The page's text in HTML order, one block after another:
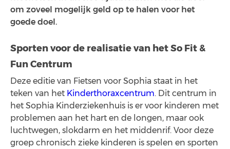
om zoveel mogelijk geld op te halen voor het
goede doel.
Sporten voor de realisatie van het So Fit &
Fun Centrum
Deze editie van Fietsen voor Sophia staat in het
teken van het Kinderthoraxcentrum. Dit centrum in
het Sophia Kinderziekenhuis is er voor kinderen met
problemen aan het hart en de longen, maar ook
luchtwegen, slokdarm en het middenrif. Voor deze
groep chronisch zieke kinderen is spelen en sporten